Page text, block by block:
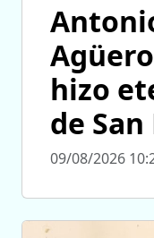
hizo
de San
09/08/2026